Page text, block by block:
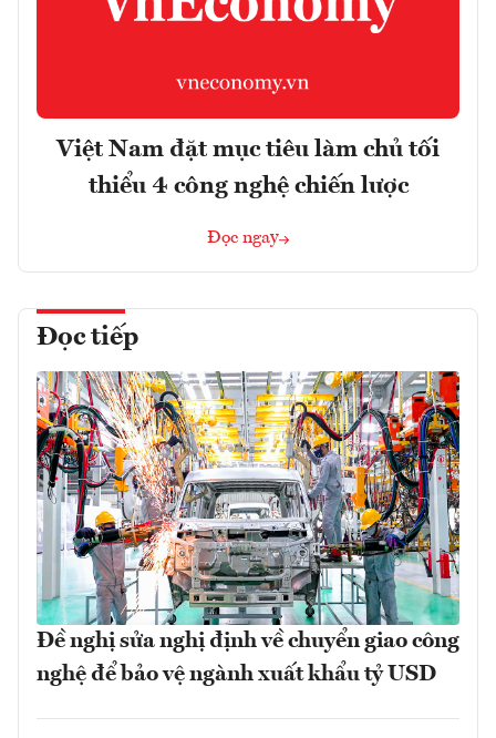
Việt Nam đặt mục tiêu làm chủ tối
thiểu 4 công nghệ chiến lược
Đọc ngay
Đọc tiếp
Đề nghị sửa nghị định về chuyển giao công
nghệ để bảo vệ ngành xuất khẩu tỷ USD